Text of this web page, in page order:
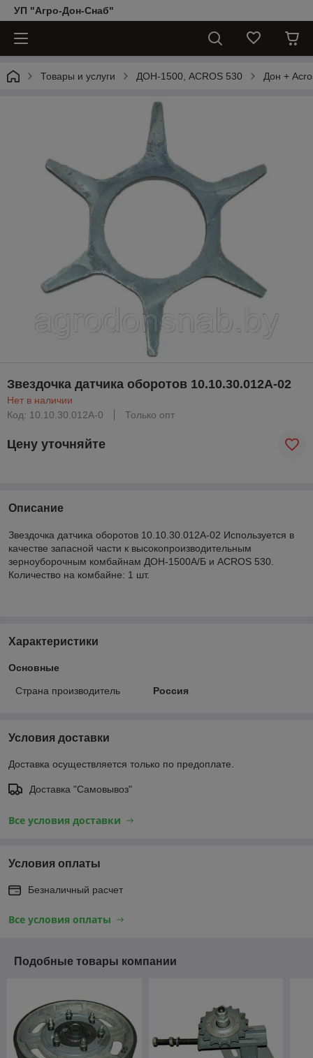
УП "Агро-Дон-Снаб"
Товары и услуги ДОН-1500, АCROS 530 Дон +
Звездочка датчика оборотов 10.10.30.012А-02
Нет в наличии
Код: 10.10.30.012А-0
Только опт
Цену уточняйте
Описание
Звездочка датчика оборотов 10.10.30.012А-02 Используется в
качестве запасной части к высокопроизводительным
зерноуборочным комбайнам ДОН-1500А/Б и ACROS 530.
Количество на комбайне: 1 шт.
Характеристики
Основные
Страна производитель Россия
Условия доставки
Доставка осуществляется только по предоплате.
Доставка "Самовывоз"
Все условия доставки
Условия оплаты
Безналичный расчет
Все условия оплаты
Подобные товары компании